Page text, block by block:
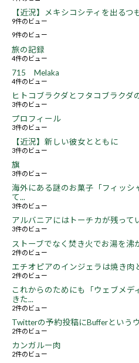
【近況】メキシコシティを出るつ
9件のビュー
9件のビュー
旅の記録
4件のビュー
715 Melaka
4件のビュー
ヒトコブラクダとフタコブラクダ
3件のビュー
プロフィール
3件のビュー
【近況】新しい彼女とともに
3件のビュー
旗
3件のビュー
海外にある謎のお菓子「フィッシ
て...
3件のビュー
アルバニアにはトーチカが残って
3件のビュー
ストーブでなく焚き火でお湯を沸
2件のビュー
エチオピアのインジェラは焼き肉
2件のビュー
これからのためにも「ウェブメデ
きた...
2件のビュー
Twitterの予約投稿にBufferという
2件のビュー
カンガルー肉
2件のビュー